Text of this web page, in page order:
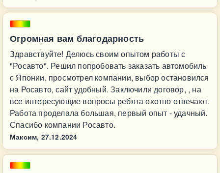
Огромная вам благодарность
Здравствуйте! Делюсь своим опытом работы с
"Росавто". Решил попробовать заказать автомобиль
с Японии, просмотрел компании, выбор остановился
на Росавто, сайт удобный. Заключили договор, , на
все интересующие вопросы ребята охотно отвечают.
Работа проделала большая, первый опыт - удачный.
Спасибо компании Росавто.
Максим, 27.12.2024